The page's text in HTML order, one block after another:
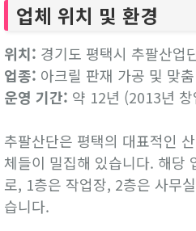
업체 위치 및 환경
위치: 경기도 평택시 추팔산업
업종: 아크릴 판재 가공 및 맞
운영 기간: 약 12년 (2013년 창
추팔산단은 평택의 대표적인
체들이 밀집해 있습니다. 해당
로, 1층은 작업장, 2층은 사무
습니다.